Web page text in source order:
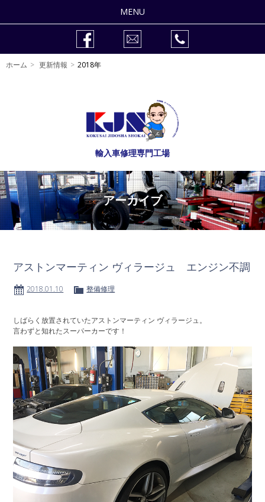
MENU
車検
自動車整備士の求人
ホーム 更新情報 2018年
輸入車修理専門工場
アーカイブ
アストンマーティン ヴィラージュ エンジン不調
2018.01.10 整備修理
しばらく放置されていたアストンマーティン ヴィラージュ。
言わずと知れたスーパーカーです！